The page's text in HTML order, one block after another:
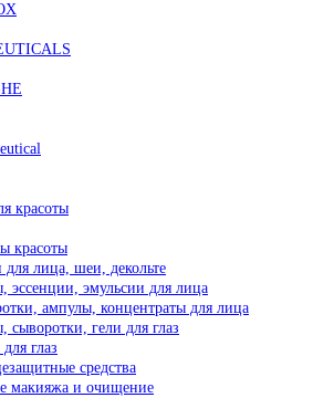
красоты
красоты
лица, шеи, декольте
эссенции, эмульсии для лица
ампулы, концентраты для лица
сыворотки, гели для глаз
глаз
средства
макияжа и очищение